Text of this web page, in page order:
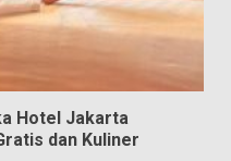
Hotel Jakarta
dan Kuliner